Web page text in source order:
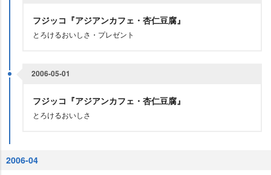
フジッコ『アジアンカフェ・杏仁豆腐』
とろけるおいしさ・プレゼント
2006-05-01
フジッコ『アジアンカフェ・杏仁豆腐』
とろけるおいしさ
2006-04